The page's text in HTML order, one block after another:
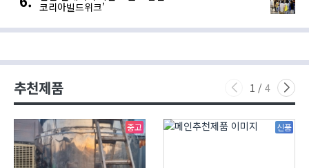
코리아빌드위크’
추천제품 1 / 4
중고 신품